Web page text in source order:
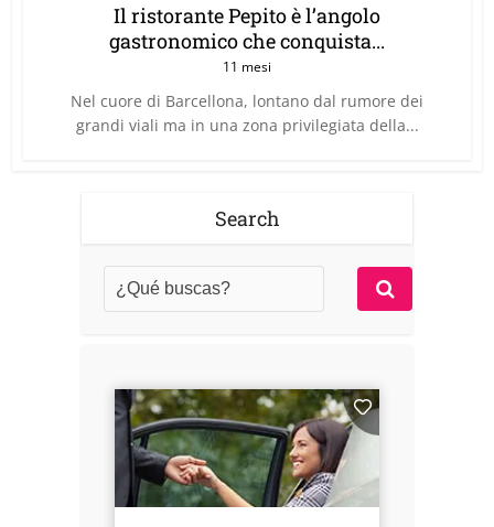
Il ristorante Pepito è l’angolo
gastronomico che conquista...
11 mesi
Nel cuore di Barcellona, lontano dal rumore dei
grandi viali ma in una zona privilegiata della...
Search